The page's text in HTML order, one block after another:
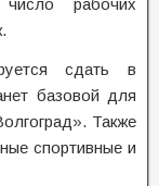
рабочих
сдать в
базовой для
Также
спортивные и